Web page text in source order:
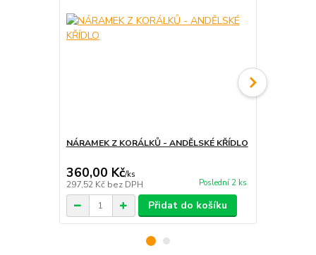
NÁRAMEK Z KORÁLKŮ - ANDĚLSKÉ KŘÍDLO
360,00 Kč/ks
297,52 Kč bez DPH Poslední 2 ks
Přidat do košíku